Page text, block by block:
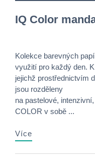
IQ Color
Kolekce barevných
využití pro každý den.
jejichž prostřednictvím
jsou rozděleny
na pastelové,
COLOR v sobě ...
Více